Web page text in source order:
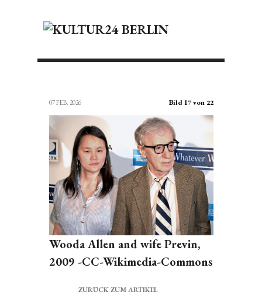
07 FEB. 2026 Bild 17 von 22
Wooda Allen and wife Previn,
2009 -CC-Wikimedia-Commons
ZURÜCK ZUM ARTIKEL